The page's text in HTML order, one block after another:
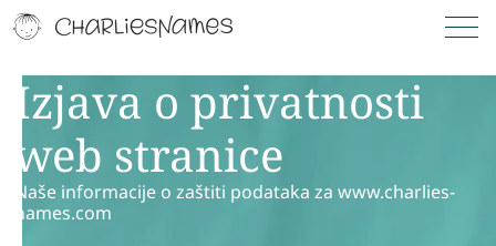
Izjava o privatnosti
web stranice
Naše informacije o zaštiti podataka za www.charlies-
names.com